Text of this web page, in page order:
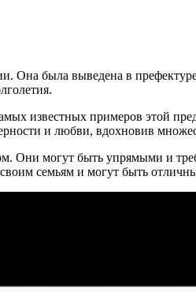
была выведена в
известных примеров этой
и любви, вдохновив
Они могут быть упрямыми и
семьям и могут быть